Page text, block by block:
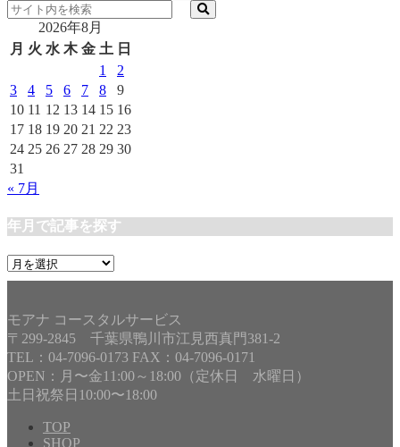
テ
リ
2026年8月
月 火 水 木 金 土 日
1
2
3
4 5 6 7 8
9
10 11 12 13 14 15 16
17 18 19 20 21 22 23
24 25 26 27 28 29 30
31
« 7月
年月で記事を探す
年
月
記
事
を
探
す
モアナ コースタルサービス
〒299-2845 千葉県鴨川市江見西真門381-2
TEL：04-7096-0173 FAX：04-7096-0171
OPEN：月〜金11:00～18:00（定休日 水曜日）
土日祝祭日10:00〜18:00
TOP
SHOP